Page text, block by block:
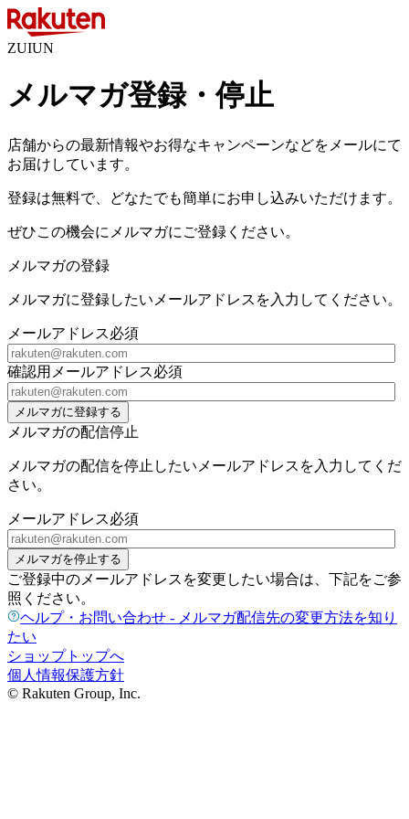
ZUIUN
メルマガ登録・停止
店舗からの最新情報やお得なキャンペーンなどをメールにて
お届けしています。
登録は無料で、どなたでも簡単にお申し込みいただけます。
ぜひこの機会にメルマガにご登録ください。
メルマガの登録
メルマガに登録したいメールアドレスを入力してください。
メールアドレス必須
確認用メールアドレス必須
メルマガに登録する
メルマガの配信停止
メルマガの配信を停止したいメールアドレスを入力してくだ
さい。
メールアドレス必須
メルマガを停止する
ご登録中のメールアドレスを変更したい場合は、下記をご参
照ください。
ヘルプ・お問い合わせ - メルマガ配信先の変更方法を知り
たい
ショップトップへ
個人情報保護方針
© Rakuten Group, Inc.